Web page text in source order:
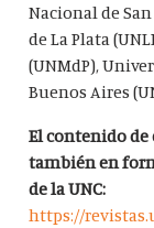
Nacional de
de La Plata
(UNMdP),
Buenos Aires
El contenido
también en
de la UNC:
https://